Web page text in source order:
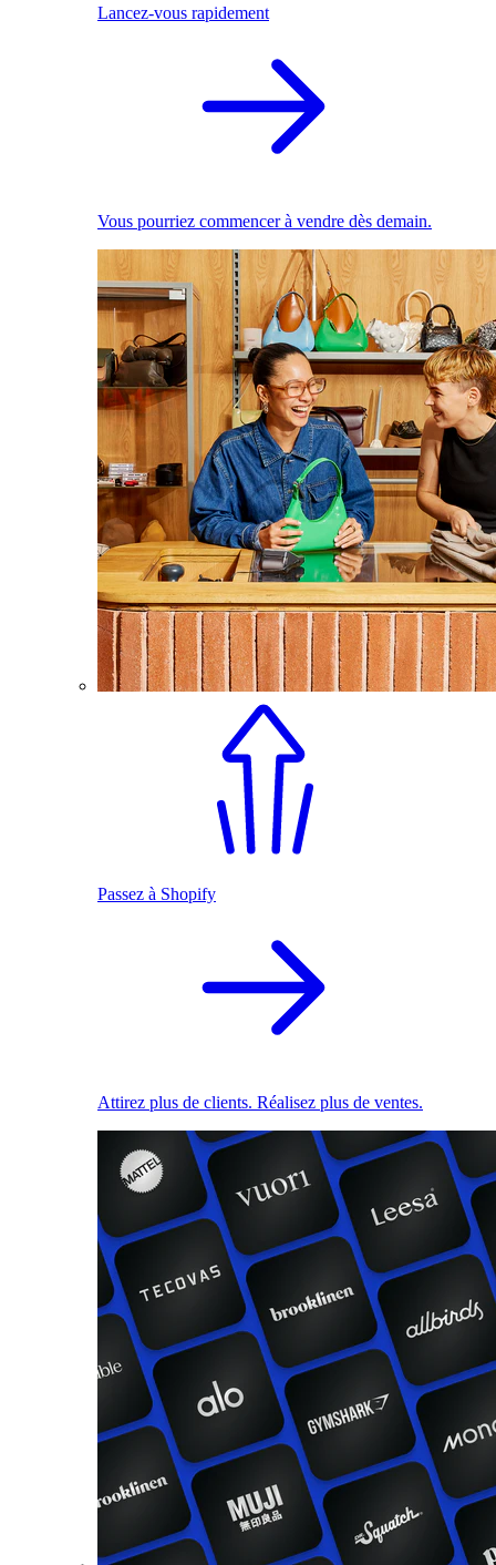
Lancez-vous rapidement
Vous pourriez commencer à vendre dès demain.
Passez à Shopify
Attirez plus de clients. Réalisez plus de ventes.